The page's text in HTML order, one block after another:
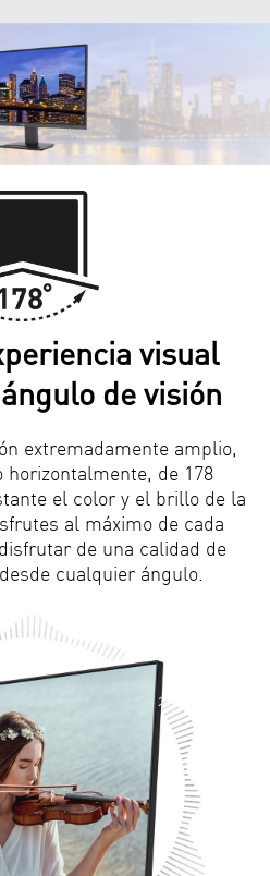
visual
de visión
extremadamente amplio,
de 178
el color y el brillo de la
al máximo de cada
de una calidad de
cualquier ángulo.